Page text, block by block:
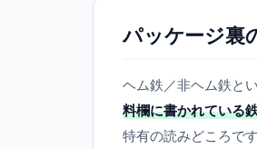
パッケージ裏
ヘム鉄／非ヘム鉄と
料欄に書かれている
特有の読みどころです